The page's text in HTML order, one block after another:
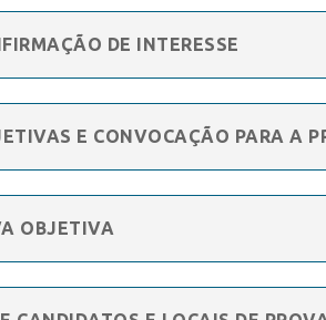
DE INTERESSE
E CONVOCAÇÃO PARA A
OBJETIVA